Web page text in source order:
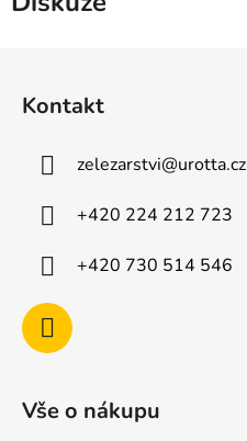
Kontakt
zelezarstvi@urotta.cz
+420 224 212 723
+420 730 514 546
Vše o nákupu